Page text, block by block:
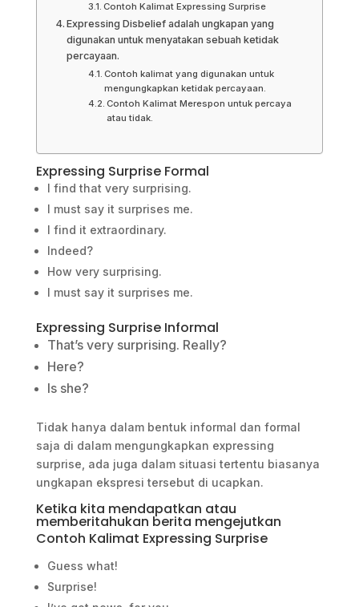
Contoh Kalimat Expressing Surprise
Expressing Disbelief adalah ungkapan yang
digunakan untuk menyatakan sebuah ketidak
percayaan.
Contoh kalimat yang digunakan untuk
mengungkapkan ketidak percayaan.
Contoh Kalimat Merespon untuk percaya
atau tidak.
Expressing Surprise Formal
I find that very surprising.
I must say it surprises me.
I find it extraordinary.
Indeed?
How very surprising.
I must say it surprises me.
Expressing Surprise Informal
That’s very surprising. Really?
Here?
Is she?
Tidak hanya dalam bentuk informal dan formal
saja di dalam mengungkapkan expressing
surprise, ada juga dalam situasi tertentu biasanya
ungkapan ekspresi tersebut di ucapkan.
Ketika kita mendapatkan atau
memberitahukan berita mengejutkan
Contoh Kalimat Expressing Surprise
Guess what!
Surprise!